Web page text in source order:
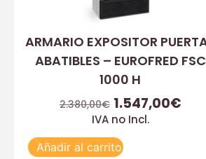
ARMARIO EXPOSITOR
ABATIBLES – EUROFRED FSC
1000 H
2.380,00€ 1.547,00€
IVA no Incl.
Añadir al carrito